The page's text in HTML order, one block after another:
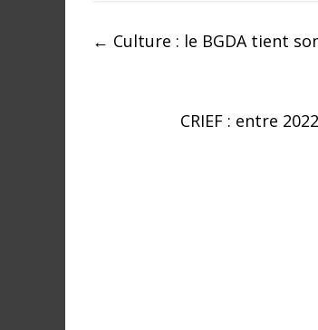
t← Culture : le BGDA tient
CRIEF : entre